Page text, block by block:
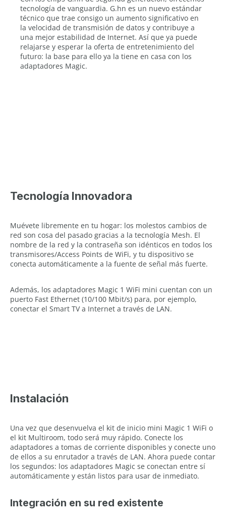
tecnología de vanguardia. G.hn es un nuevo estándar
técnico que trae consigo un aumento significativo en
la velocidad de transmisión de datos y contribuye a
una mejor estabilidad de Internet. Así que ya puede
relajarse y esperar la oferta de entretenimiento del
futuro: la base para ello ya la tiene en casa con los
adaptadores Magic.
Tecnología Innovadora
Muévete libremente en tu hogar: los molestos cambios de
red son cosa del pasado gracias a la tecnología Mesh. El
nombre de la red y la contraseña son idénticos en todos los
transmisores/Access Points de WiFi, y tu dispositivo se
conecta automáticamente a la fuente de señal más fuerte.
Además, los adaptadores Magic 1 WiFi mini cuentan con un
puerto Fast Ethernet (10/100 Mbit/s) para, por ejemplo,
conectar el Smart TV a Internet a través de LAN.
Instalación
Una vez que desenvuelva el kit de inicio mini Magic 1 WiFi o
el kit Multiroom, todo será muy rápido. Conecte los
adaptadores a tomas de corriente disponibles y conecte uno
de ellos a su enrutador a través de LAN. Ahora puede contar
los segundos: los adaptadores Magic se conectan entre sí
automáticamente y están listos para usar de inmediato.
Integración en su red existente